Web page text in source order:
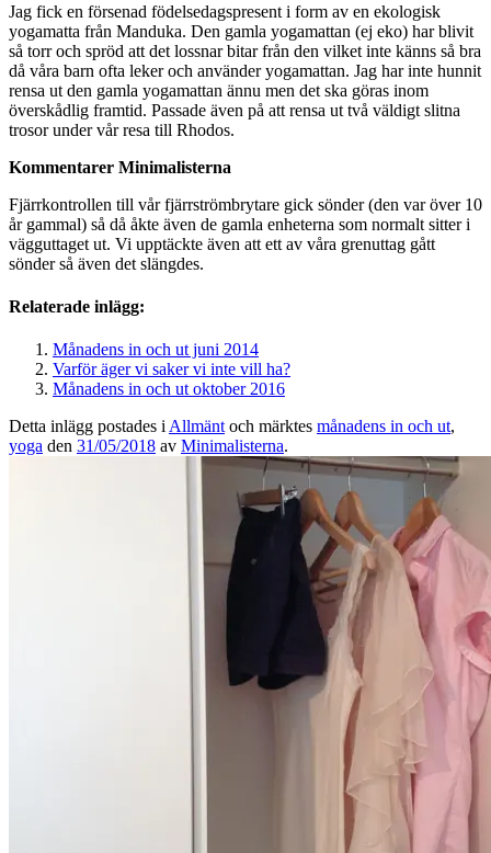
Jag fick en försenad födelsedagspresent i form av en ekologisk
yogamatta från Manduka. Den gamla yogamattan (ej eko) har blivit
så torr och spröd att det lossnar bitar från den vilket inte känns så bra
då våra barn ofta leker och använder yogamattan. Jag har inte hunnit
rensa ut den gamla yogamattan ännu men det ska göras inom
överskådlig framtid. Passade även på att rensa ut två väldigt slitna
trosor under vår resa till Rhodos.
Kommentarer Minimalisterna
Fjärrkontrollen till vår fjärrströmbrytare gick sönder (den var över 10
år gammal) så då åkte även de gamla enheterna som normalt sitter i
vägguttaget ut. Vi upptäckte även att ett av våra grenuttag gått
sönder så även det slängdes.
Relaterade inlägg:
Månadens in och ut juni 2014
Varför äger vi saker vi inte vill ha?
Månadens in och ut oktober 2016
Detta inlägg postades i Allmänt och märktes månadens in och ut,
yoga den 31/05/2018 av Minimalisterna.